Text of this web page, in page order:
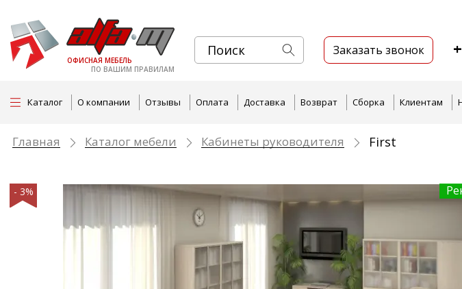
ОФИСНАЯ МЕБЕЛЬ
ПО ВАШИМ ПРАВИЛАМ
Заказать звонок
Каталог О компании Отзывы Оплата Доставка Возврат Сборка Клиентам
Главная Каталог мебели Кабинеты руководителя First
- 3%